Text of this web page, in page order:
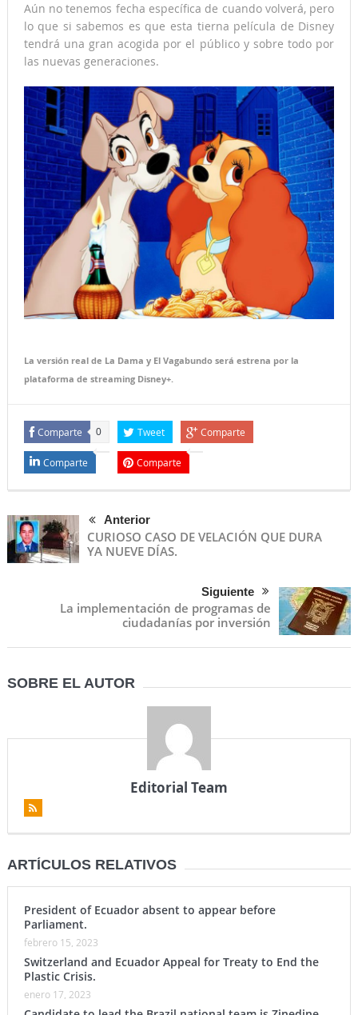
Aún no tenemos fecha específica de cuando volverá, pero
lo que si sabemos es que esta tierna película de Disney
tendrá una gran acogida por el público y sobre todo por
las nuevas generaciones.
La versión real de La Dama y El Vagabundo será estrena por la
plataforma de streaming Disney+.
Comparte 0 Tweet Comparte
Comparte Comparte
Anterior
CURIOSO CASO DE VELACIÓN QUE DURA
YA NUEVE DÍAS.
Siguiente
La implementación de programas de
ciudadanías por inversión
SOBRE EL AUTOR
Editorial Team
ARTÍCULOS RELATIVOS
President of Ecuador absent to appear before
Parliament.
febrero 15, 2023
Switzerland and Ecuador Appeal for Treaty to End the
Plastic Crisis.
enero 17, 2023